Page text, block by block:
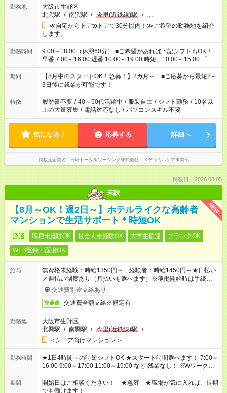
勤務地
大阪市生野区
北巽駅 / 南巽駅 / 今里(近鉄線)駅 / …
≪自宅からドアtoドアで30分以内！≫ご希望の勤務地を紹介
します。
勤務時間
9:00～18:00（休憩60分） ■ご希望があれば下記シフトもOK！
早番 7:00～16:00 遅番 10:00～19:00 時短 10:00～15:00 「家
族と休みを合わせたい」 「余裕を持って夕飯の準備がしたい」
「できれば残業はしたくない」 など、ご希望を教えてください
ね。 ※Wワーク希望の方へ 今ご覧のお仕事で希望する勤務時間
と、もう1つのお仕事の勤務時間。 合計で週40時間を超える場
合は応募できません。
期間
【8月中のスタートOK！急募！】2カ月～ ■ご応募から最短2～
3日後に就業が可能です！
特徴 履歴書不要 / 40～50代活躍中 / 服装自由 / シフト勤務 / 10名以
上の大量募集 / 電話対応なし / パソコンスキル不要
気になる！ 応募する 詳細へ
掲載元企業名 日研トータルソーシング株式会社 メディカルケア事業部
掲載日：2026.08.05
未読
NEW
【8月～OK！週2日～】ホテルライクな高齢者
マンションで生活サポート＊時短OK
派遣 職種未経験OK 社会人未経験OK 大学生歓迎
ブランクOK
WEB登録・面接OK
給与
無資格未経験：時給1350円～ 経験者：時給1450円～★日払い
／週払い制度あり（月払いも選べます）※稼働開始時は手続き完
了次第のお支払いとなります。
交通費別途支給あり
交通費 交通費全額支給※規定有
勤務地
大阪市生野区
北巽駅 / 南巽駅 / 今里(近鉄線)駅 / …
＜シニア向けマンション＞
勤務時間
★1日4時間～の時短シフトOK ★スタート時間選べます！ 7:00～
16:00 9:00～17:00 11:00～19:00 など 残業なし！ ※Wワークの
場合、他のお仕事と合わせ週40時間超の就業はご案内できませ
ん ※法令に基づき、週20時間以上勤務は社会保険への加入対象
となります ※労働者派遣法（日雇い派遣の原則禁止）により、
期間
開始日はご相談ください！ ★急募 ★職場が気に入れば、長期
でも働けます！